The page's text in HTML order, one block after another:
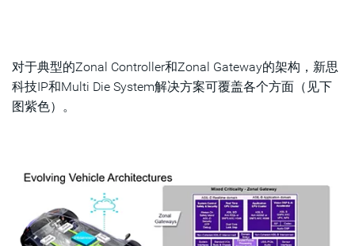
对于典型的Zonal Controller和Zonal Gateway的架构，新思
科技IP和Multi Die System解决方案可覆盖各个方面（见下
图紫色）。